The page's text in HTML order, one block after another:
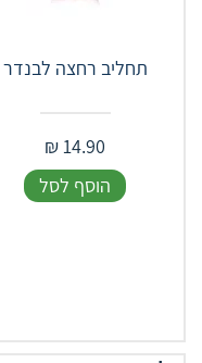
תחליב רחצה לבנדר
14.90
₪
הוסף לסל